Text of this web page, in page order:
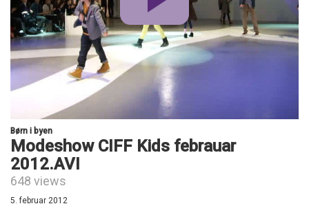
Børn i byen
Modeshow CIFF Kids febrauar
2012.AVI
648 views
5. februar 2012